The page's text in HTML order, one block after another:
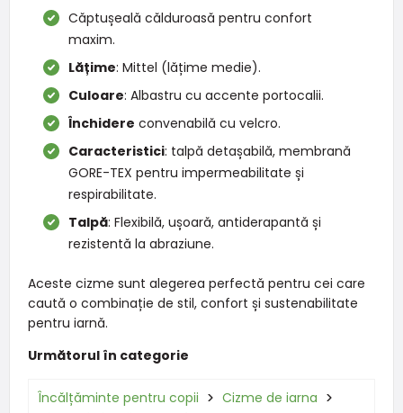
Căptușeală călduroasă pentru confort
maxim.
Lățime: Mittel (lățime medie).
Culoare: Albastru cu accente portocalii.
Închidere convenabilă cu velcro.
Caracteristici: talpă detașabilă, membrană
GORE-TEX pentru impermeabilitate și
respirabilitate.
Talpă: Flexibilă, ușoară, antiderapantă și
rezistentă la abraziune.
Aceste cizme sunt alegerea perfectă pentru cei care
caută o combinație de stil, confort și sustenabilitate
pentru iarnă.
Următorul în categorie
Încălțăminte pentru copii
Cizme de iarna